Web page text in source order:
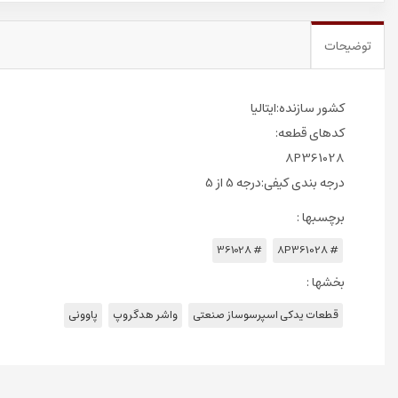
توضیحات
کشور سازنده:ایتالیا
کدهای قطعه:
8P361028
درجه بندی کیفی:درجه 5 از 5
برچسبها :
# 8P361028
# 361028
بخشها :
قطعات یدکی اسپرسوساز صنعتی واشر هدگروپ پاوونی